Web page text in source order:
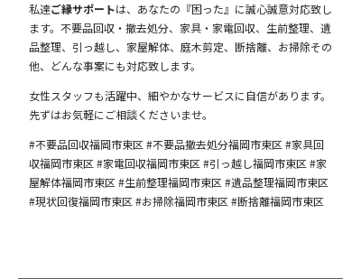
私達ご縁サポートは、あなたの『困った』に誠心誠意対応致し
ます。不要品回収・撤去処分、家具・家電回収、生前整理、遺
品整理、引っ越し、家屋解体、庭木剪定、断捨離、お掃除その
他、どんな事案にも対応致します。
女性スタッフも活躍中、細やかなサービスに自信があります。
先ずはお気軽にご相談くださいませ。
#不要品回収福岡市東区 #不要品撤去処分福岡市東区 #家具回
収福岡市東区 #家電回収福岡市東区 #引っ越し福岡市東区 #家
屋解体福岡市東区 #生前整理福岡市東区 #遺品整理福岡市東区
#現状回復福岡市東区 #お掃除福岡市東区 #断捨離福岡市東区